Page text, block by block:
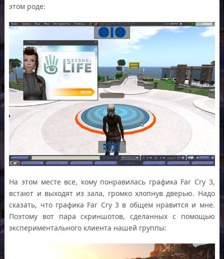
этом роде:
На этом месте все, кому понравилась графика Far Cry 3,
встают и выходят из зала, громко хлопнув дверью. Надо
сказать, что графика Far Cry 3 в общем нравится и мне.
Поэтому вот пара скриншотов, сделанных с помощью
экспериментального клиента нашей группы: